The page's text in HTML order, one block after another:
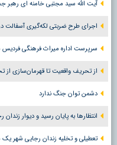
آیت الله سید مجتبی خامنه ای رهبر
اجرای طرح ضربتی لکه‌گیری آسفالت
سرپرست اداره میراث فرهنگی
از تحریف واقعیت تا قهرمان‌سازی از
دشمن توان جنگ ندارد
انتظارها به پایان رسید و دیوار
تعطیلی و تخلیه زندان رجایی شهر یک